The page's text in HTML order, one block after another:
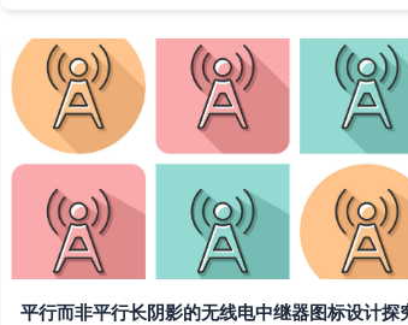
平行而非平行长阴影的无线电中继器图标设计探